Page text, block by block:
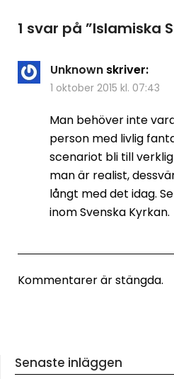
1 svar på ”Islamiska
Unknown skriver:
1 oktober 2015 kl. 07:43
Man behöver inte
person med livlig
scenariot bli till
man är realist,
långt med det idag.
inom Svenska Kyrkan.
Kommentarer är stängda.
Senaste inläggen